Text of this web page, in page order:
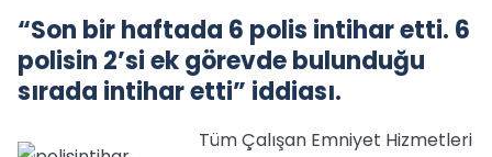
“Son bir haftada 6 polis intihar etti. 6
polisin 2’si ek görevde bulunduğu
sırada intihar etti” iddiası.
Tüm Çalışan Emniyet Hizmetleri